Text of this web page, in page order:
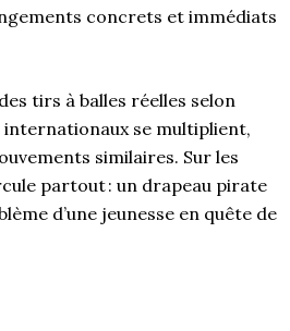
concrets et immédiats
tirs à balles réelles selon
internationaux se multiplient,
similaires. Sur les
partout : un drapeau pirate
d’une jeunesse en quête de